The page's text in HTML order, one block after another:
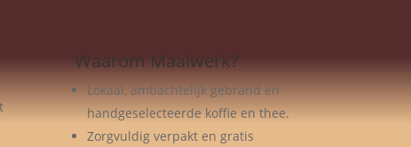
Waarom Maalwerk?
Lokaal, ambachtelijk gebrand en
handgeselecteerde koffie en thee.
Zorgvuldig verpakt en gratis